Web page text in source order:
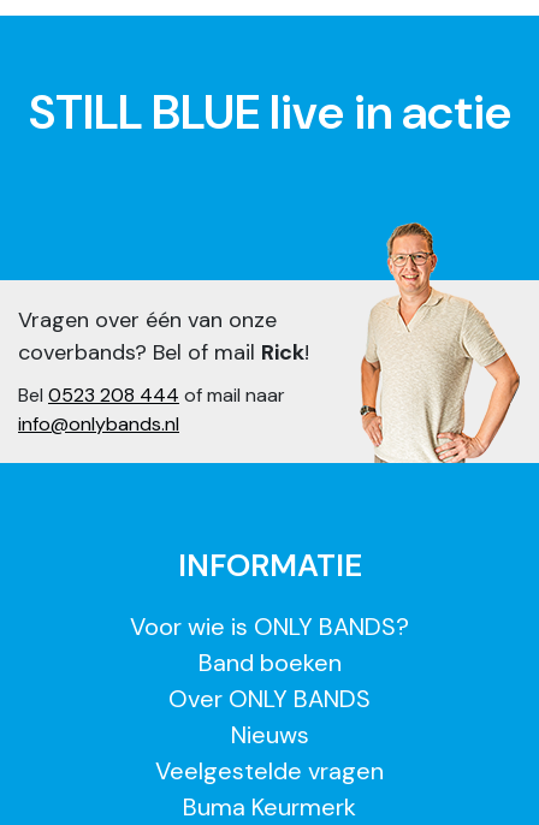
STILL BLUE live in actie
Vragen over één van onze
coverbands? Bel of mail Rick!
Bel 0523 208 444 of mail naar
info@onlybands.nl
INFORMATIE
Voor wie is ONLY BANDS?
Band boeken
Over ONLY BANDS
Nieuws
Veelgestelde vragen
Buma Keurmerk